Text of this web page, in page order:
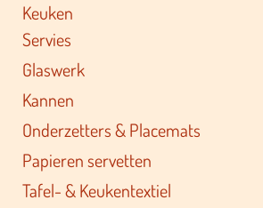
Keuken
Servies
Glaswerk
Kannen
Onderzetters & Placemats
Papieren servetten
Tafel- & Keukentextiel